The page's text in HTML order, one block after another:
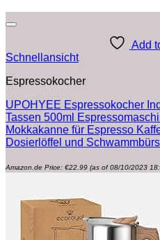
Add
Schnellansicht
Espressokocher
UPOHYEE Espressokocher
Tassen 500ml
Mokkakanne für Espresso
Dosierlöffel und
Amazon.de Price: €22.99 (as of 08/10/2023